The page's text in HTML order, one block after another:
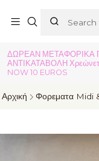
ΔΩΡΕΑΝ ΜΕΤΑΦΟΡΙΚΑ
ΑΝΤΙΚΑΤΑΒΟΛΗ
NOW 10 EUROS
Αρχική Φορεματα Midi